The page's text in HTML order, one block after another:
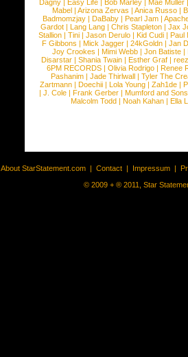
Dagny |Easy Life |Bob Marley |Mae Muller
Mabel |Arizona Zervas |Anica Russo |
Badmomzjay |DaBaby |Pearl Jam |
Gardot | Lang Lang | Chris Stapleton | Jax
Stallion |Tini |Jason Derulo |Kid Cudi |Paul
F Gibbons | Mick Jagger | 24kGoldn | Jan
Joy Crookes | Mimi Webb | Jon Batiste |
Disarstar | Shania Twain | Esther Graf |
6PM RECORDS | Olivia Rodrigo | Renee
Pashanim |Jade Thirlwall |Tyler The
Zartmann | Doechii | Lola Young | Zah1de |
| J. Cole | Frank Gerber | Mumford and Sons
Malcolm Todd | Noah Kahan | Ella
About StarStatement.com | Contact | Impressum |
© 2009 + ® 2011, Star